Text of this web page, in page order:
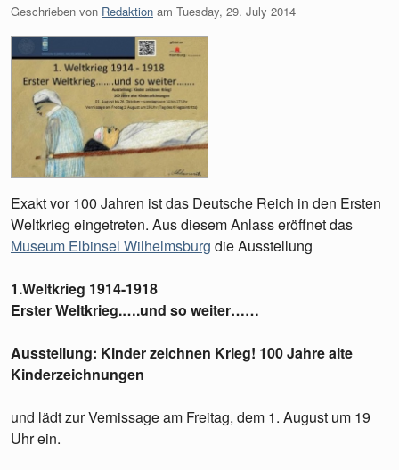
Geschrieben von Redaktion am Tuesday, 29. July 2014
Exakt vor 100 Jahren ist das Deutsche Reich in den Ersten
Weltkrieg eingetreten. Aus diesem Anlass eröffnet das
Museum Elbinsel Wilhelmsburg die Ausstellung
1.Weltkrieg 1914-1918
Erster Weltkrieg.….und so weiter……
Ausstellung: Kinder zeichnen Krieg! 100 Jahre alte
Kinderzeichnungen
und lädt zur Vernissage am Freitag, dem 1. August um 19
Uhr ein.